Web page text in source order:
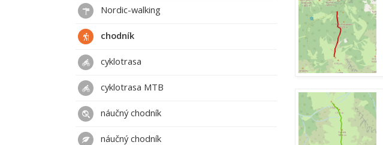
Nordic-walking
chodník
cyklotrasa
cyklotrasa MTB
náučný chodník
náučný chodník